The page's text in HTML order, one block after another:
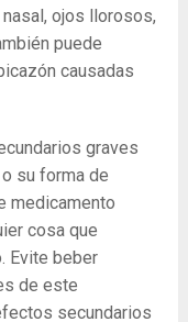
ojos llorosos,
puede
causadas
graves
su forma de
medicamento
cosa que
Evite beber
de este
secundarios